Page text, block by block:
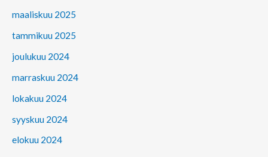
maaliskuu 2025
tammikuu 2025
joulukuu 2024
marraskuu 2024
lokakuu 2024
syyskuu 2024
elokuu 2024